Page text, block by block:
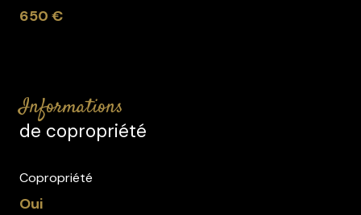
650 €
informations
de copropriété
Copropriété
Oui